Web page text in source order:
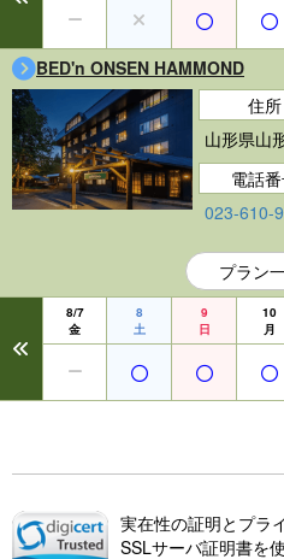
BED'n ONSEN HAMMOND
住所
山形県山
電話
023-610-
プラン
8/7
金
8
土
9
日
10
月
実在性の証明とプラ
SSLサーバ証明書を